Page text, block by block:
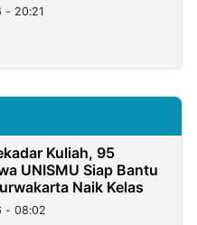
- 20:21
Kuliah, 95
UNISMU Siap Bantu
Naik Kelas
- 08:02